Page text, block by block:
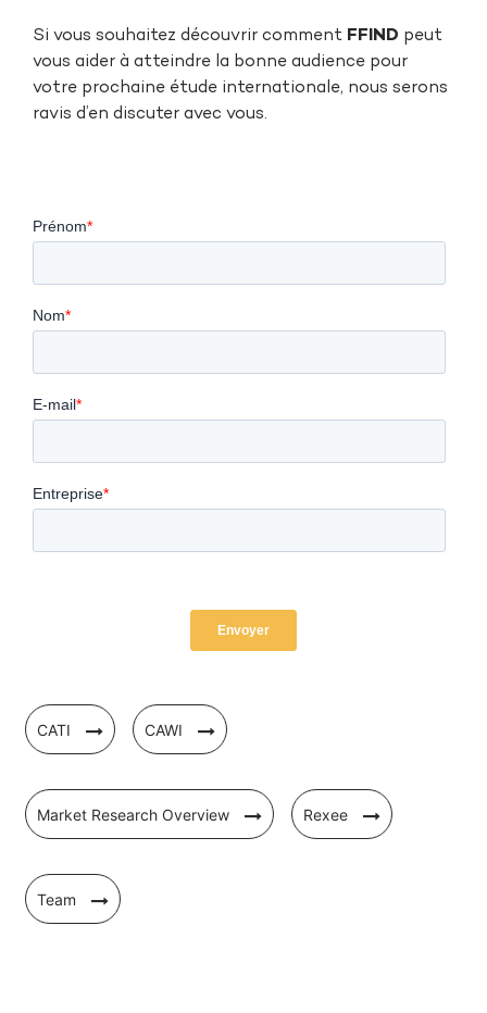
Si vous souhaitez découvrir comment FFIND peut
vous aider à atteindre la bonne audience pour
votre prochaine étude internationale, nous serons
ravis d’en discuter avec vous.
CATI CAWI
Market Research Overview Rexee
Team